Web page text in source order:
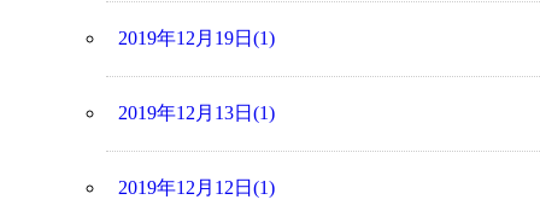
2019年12月19日(1)
2019年12月13日(1)
2019年12月12日(1)